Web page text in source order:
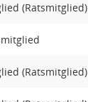
(Ratsmitglied)
(Ratsmitglied)